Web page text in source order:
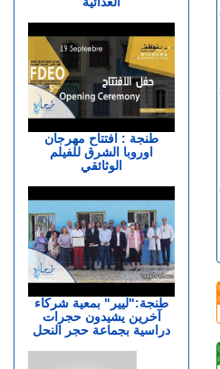
طنجة : افتتاح مهرجان
اوروبا الشرق للفيلم
الوثائقي
طنجة:"ليير" بمعية شركاء
آخرين يشيدون حجرات
دراسية بجماعة حجر النحل